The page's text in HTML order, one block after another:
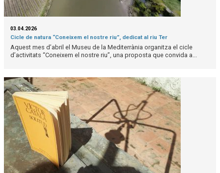
03.04.2026
Cicle de natura “Coneixem el nostre riu”, dedicat al riu Ter
Aquest mes d’abril el Museu de la Mediterrània organitza el cicle
d’activitats “Coneixem el nostre riu”, una proposta que convida a...